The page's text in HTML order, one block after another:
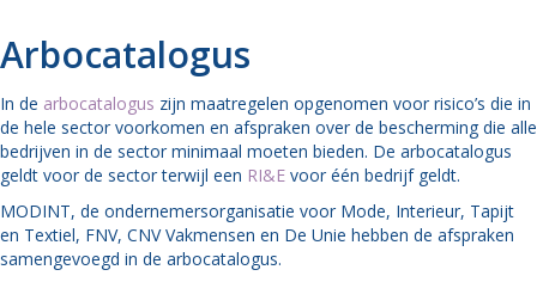
Arbocatalogus
In de arbocatalogus zijn maatregelen opgenomen voor risico’s die in
de hele sector voorkomen en afspraken over de bescherming die alle
bedrijven in de sector minimaal moeten bieden. De arbocatalogus
geldt voor de sector terwijl een RI&E voor één bedrijf geldt.
MODINT, de ondernemersorganisatie voor Mode, Interieur, Tapijt
en Textiel, FNV, CNV Vakmensen en De Unie hebben de afspraken
samengevoegd in de arbocatalogus.